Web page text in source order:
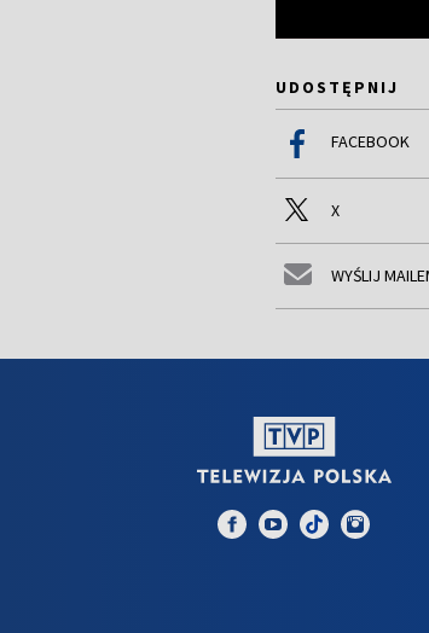
UDOSTĘPNIJ
FACEBOOK
X
WYŚLIJ